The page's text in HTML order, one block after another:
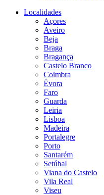
Localidades
Açores
Aveiro
Beja
Braga
Bragança
Castelo Branco
Coimbra
Évora
Faro
Guarda
Leiria
Lisboa
Madeira
Portalegre
Porto
Santarém
Setúbal
Viana do Castelo
Vila Real
Viseu